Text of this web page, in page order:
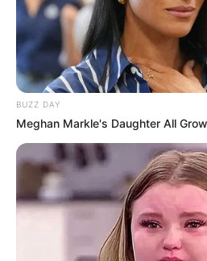
BUZZ DAY
Meghan Markle's Daughter All